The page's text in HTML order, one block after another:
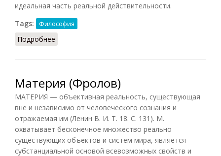
идеальная часть реальной действительности.
Tags:
Философия
Подробнее
Материя (Фролов)
МАТЕРИЯ — объективная реальность, существующая
вне и независимо от человеческого сознания и
отражаемая им (Ленин В. И. Т. 18. С. 131). М.
охватывает бесконечное множество реально
существующих объектов и систем мира, является
субстанциальной основой всевозможных свойств и